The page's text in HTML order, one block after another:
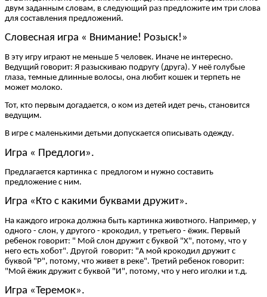
двум заданным словам, в следующий раз предложите им три слова
для составления предложений.
Словесная игра « Внимание! Розыск!»
В эту игру играют не меньше 5 человек. Иначе не интересно.
Ведущий говорит: Я разыскиваю подругу (друга). У неё голубые
глаза, темные длинные волосы, она любит кошек и терпеть не
может молоко.
Тот, кто первым догадается, о ком из детей идет речь, становится
ведущим.
В игре с маленькими детьми допускается описывать одежду.
Игра « Предлоги».
Предлагается картинка с предлогом и нужно составить
предложение с ним.
Игра «Кто с какими буквами дружит».
На каждого игрока должна быть картинка животного. Например, у
одного - слон, у другого - крокодил, у третьего - ёжик. Первый
ребенок говорит: " Мой слон дружит с буквой "Х", потому, что у
него есть хобот". Другой говорит: "А мой крокодил дружит с
буквой "Р", потому, что живет в реке". Третий ребенок говорит:
"Мой ёжик дружит с буквой "И", потому, что у него иголки и т.д.
Игра «Теремок».